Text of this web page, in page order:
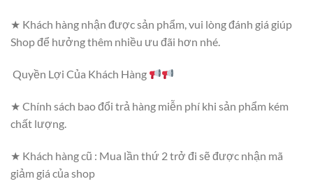
★ Khách hàng nhận được sản phẩm, vui lòng đánh giá giúp
Shop để hưởng thêm nhiều ưu đãi hơn nhé.
Quyền Lợi Của Khách Hàng
★ Chính sách bao đổi trả hàng miễn phí khi sản phẩm kém
chất lượng.
★ Khách hàng cũ : Mua lần thứ 2 trở đi sẽ được nhận mã
giảm giá của shop